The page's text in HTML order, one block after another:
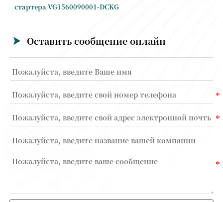
стартера VG1560090001-DCKG
 Оставить сообщение онлайн